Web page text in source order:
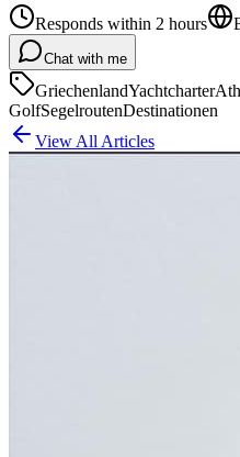
Responds within 2 hours
Chat with me
GriechenlandYachtcharter
GolfSegelroutenDestinationen
View All Articles